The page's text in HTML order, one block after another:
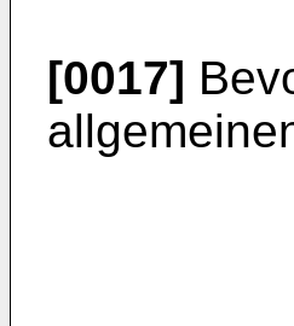
[0017]